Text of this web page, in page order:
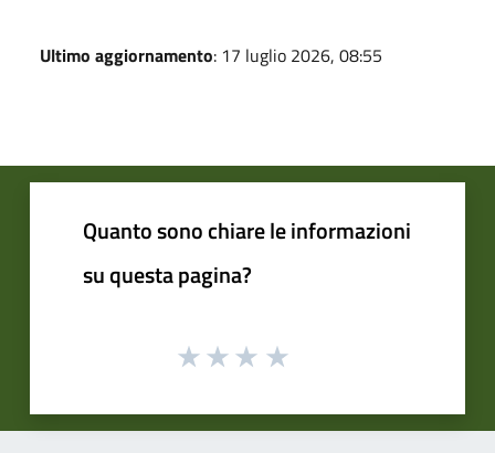
Ultimo aggiornamento: 17 luglio 2026, 08:55
Quanto sono chiare le informazioni
su questa pagina?